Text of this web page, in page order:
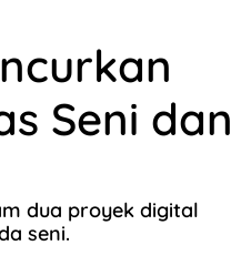
Seni dan
dua proyek digital
seni.